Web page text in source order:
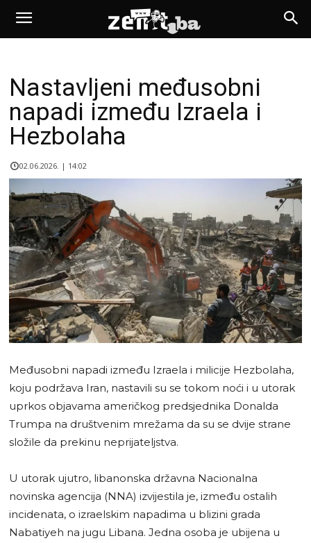
Nastavljeni međusobni
napadi između Izraela i
Hezbolaha
02.06.2026. | 14:02
Međusobni napadi između Izraela i milicije Hezbolaha,
koju podržava Iran, nastavili su se tokom noći i u utorak
uprkos objavama američkog predsjednika Donalda
Trumpa na društvenim mrežama da su se dvije strane
složile da prekinu neprijateljstva.
U utorak ujutro, libanonska državna Nacionalna
novinska agencija (NNA) izvijestila je, između ostalih
incidenata, o izraelskim napadima u blizini grada
Nabatiyeh na jugu Libana. Jedna osoba je ubijena u